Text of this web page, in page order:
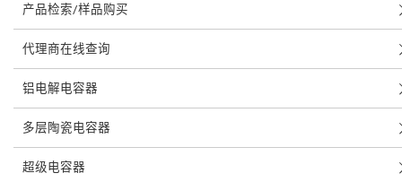
产品检索/样品购买
代理商在线查询
铝电解电容器
多层陶瓷电容器
超级电容器